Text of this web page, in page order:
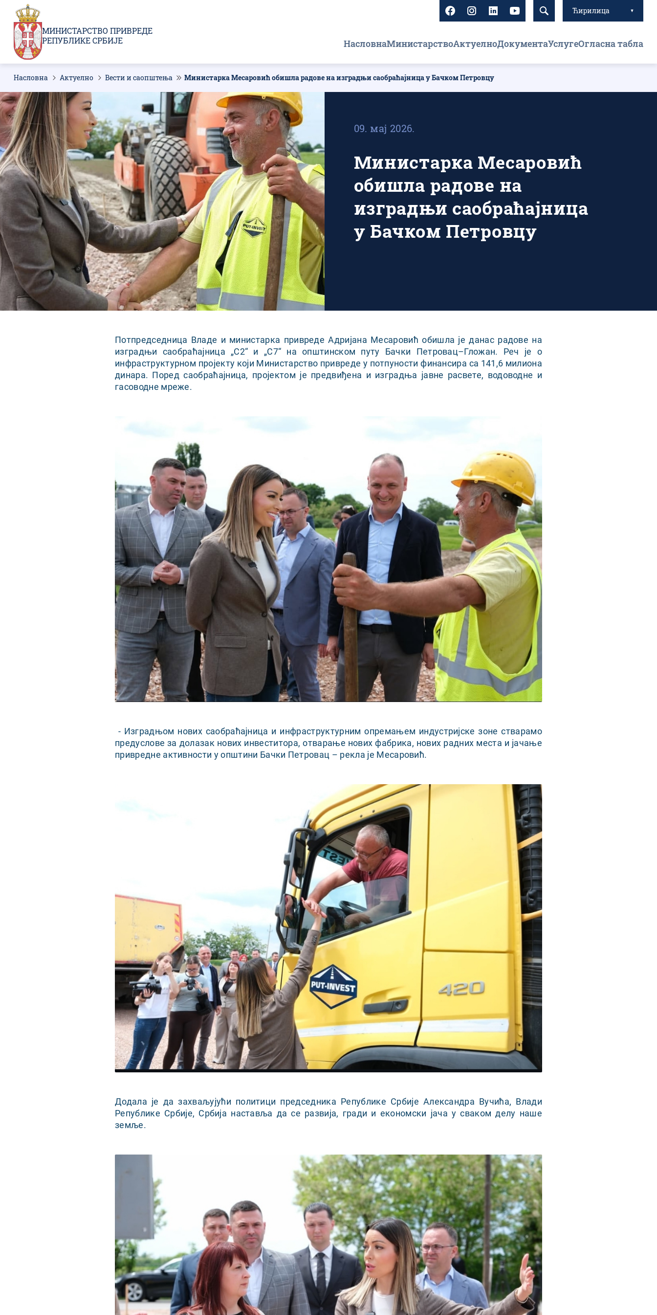
Пребаци
главни
садржаја
МИНИСТАРСТВО ПРИВРЕДЕ
РЕПУБЛИКЕ СРБИЈЕ
Главна
навигација
НасловнаМинистарствоАктуелноДокументаУслугеОгласна табла
Ћирилица
Мрвице
Насловна Актуелно Вести и саопштења Министарка Месаровић обишла радове на изградњи саобраћајница у Бачком Петровцу
09. мај 2026.
Министарка Месаровић
обишла радове на
изградњи саобраћајница
у Бачком Петровцу
Потпредседница Владе и министарка привреде Адријана Месаровић обишла је данас радове на
изградњи саобраћајница „С2“ и „С7“ на општинском путу Бачки Петровац–Гложан. Реч је о
инфраструктурном пројекту који Министарство привреде у потпуности финансира са 141,6 милиона
динара. Поред саобраћајница, пројектом је предвиђена и изградња јавне расвете, водоводне и
гасоводне мреже.
- Изградњом нових саобраћајница и инфраструктурним опремањем индустријске зоне стварамо
предуслове за долазак нових инвеститора, отварање нових фабрика, нових радних места и јачање
привредне активности у општини Бачки Петровац – рекла је Месаровић.
Додала је да захваљујући политици председника Републике Србије Александра Вучића, Влади
Републике Србије, Србија наставља да се развија, гради и економски јача у сваком делу наше
земље.